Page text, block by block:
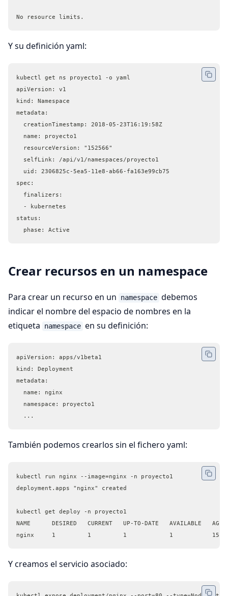
No resource limits.
Y su definición yaml:
kubectl get ns proyecto1 -o yaml
apiVersion: v1
kind: Namespace
metadata:
  creationTimestamp: 2018-05-23T16:19:58Z
  name: proyecto1
  resourceVersion: "152566"
  selfLink: /api/v1/namespaces/proyecto1
  uid: 2306825c-5ea5-11e8-ab66-fa163e99cb75
spec:
  finalizers:
  - kubernetes
status:
  phase: Active
Crear recursos en un namespace
Para crear un recurso en un namespace debemos
indicar el nombre del espacio de nombres en la
etiqueta
namespace en su definición:
apiVersion: apps/v1beta1
kind: Deployment
metadata:
  name: nginx
  namespace: proyecto1
  ...
También podemos crearlos sin el fichero yaml:
kubectl run nginx --image=nginx -n proyecto1
deployment.apps "nginx" created
kubectl get deploy -n proyecto1
NAME      DESIRED   CURRENT   UP-TO-DATE   AVAILABLE   AGE
nginx     1         1         1            1           15s
Y creamos el servicio asociado: